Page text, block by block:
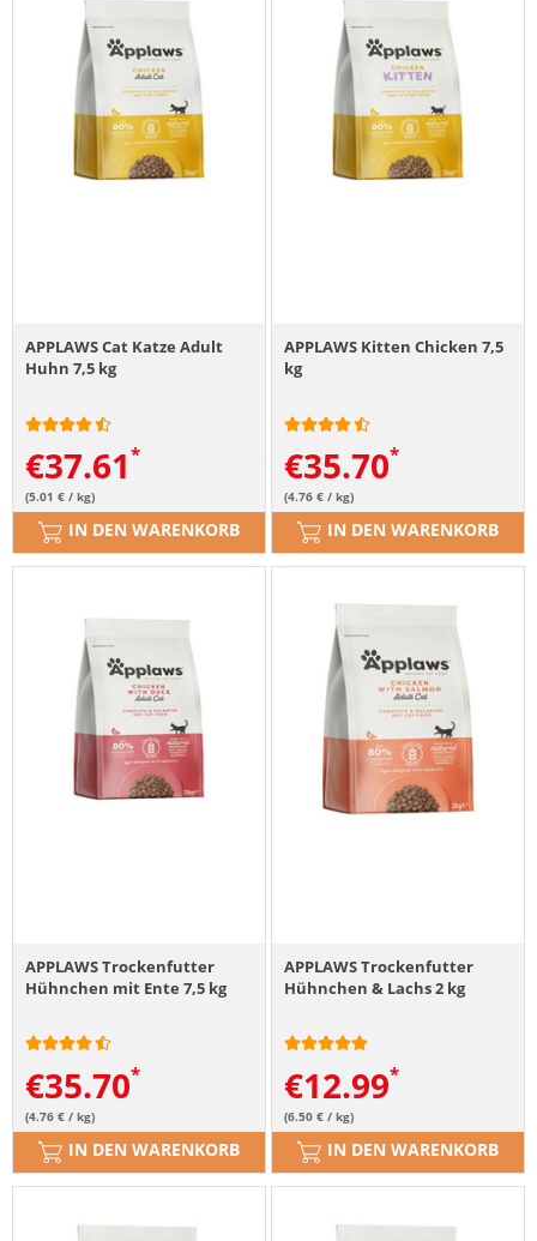
APPLAWS Cat Katze Adult
Huhn 7,5 kg
€37.61
(5.01 € / kg)
IN DEN WARENKORB
APPLAWS Kitten Chicken 7,5
kg
€35.70
(4.76 € / kg)
IN DEN WARENKORB
APPLAWS Trockenfutter
Hühnchen mit Ente 7,5 kg
€35.70
(4.76 € / kg)
IN DEN WARENKORB
APPLAWS Trockenfutter
Hühnchen & Lachs 2 kg
€12.99
(6.50 € / kg)
IN DEN WARENKORB